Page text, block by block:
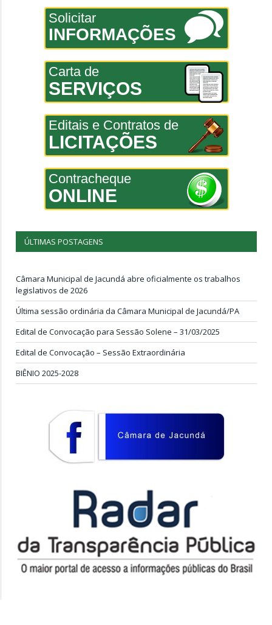
Solicitar
INFORMAÇÕES
Carta de
SERVIÇOS
Editais e Contratos de
LICITAÇÕES
Contracheque
ONLINE
ÚLTIMAS POSTAGENS
Câmara Municipal de Jacundá abre oficialmente os trabalhos
legislativos de 2026
Última sessão ordinária da Câmara Municipal de Jacundá/PA
Edital de Convocação para Sessão Solene – 31/03/2025
Edital de Convocação – Sessão Extraordinária
BIÊNIO 2025-2028